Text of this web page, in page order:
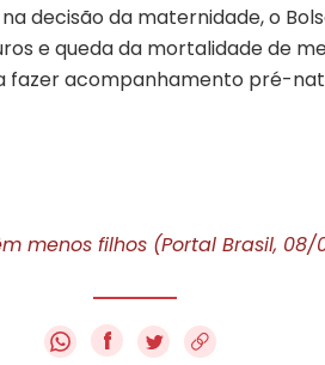
decisão da maternidade, o
e queda da mortalidade de
fazer acompanhamento pré-
menos filhos (Portal Brasil, 08/
f